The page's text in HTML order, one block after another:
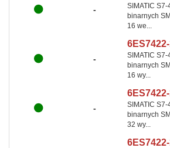
-
SIMATIC S7-
binarnych
16 we...
-
SIMATIC S7-
binarnych
16 wy...
-
SIMATIC S7-
binarnych
32 wy...